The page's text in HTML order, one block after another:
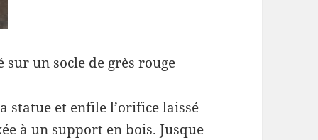
un socle de grès rouge
statue et enfile l’orifice laissé
à un support en bois. Jusque